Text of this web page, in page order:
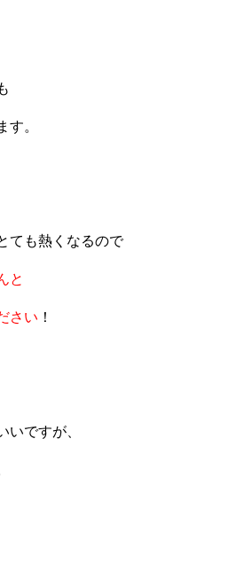
す。
ても熱くなるので
と
さい ！
いですが、